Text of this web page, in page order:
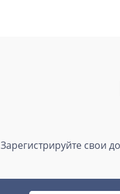
Зарегистрируйте свои